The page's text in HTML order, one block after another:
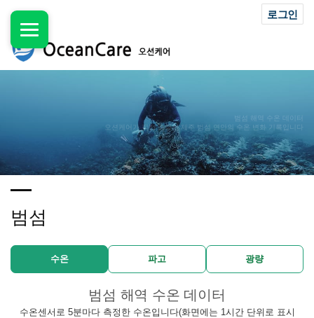
로그인
범섬 해역 수온 데이터
오션케어가 직접 측정한 제주 범섬 연안의 수온 변화 기록입니다
범섬
수온 파고 광량
범섬 해역 수온 데이터
수온센서로 5분마다 측정한 수온입니다(화면에는 1시간 단위로 표시